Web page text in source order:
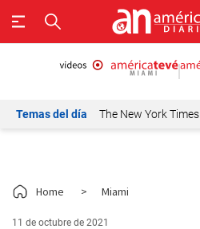
Temas del día The New York Times
Home > Miami
11 de octubre de 2021